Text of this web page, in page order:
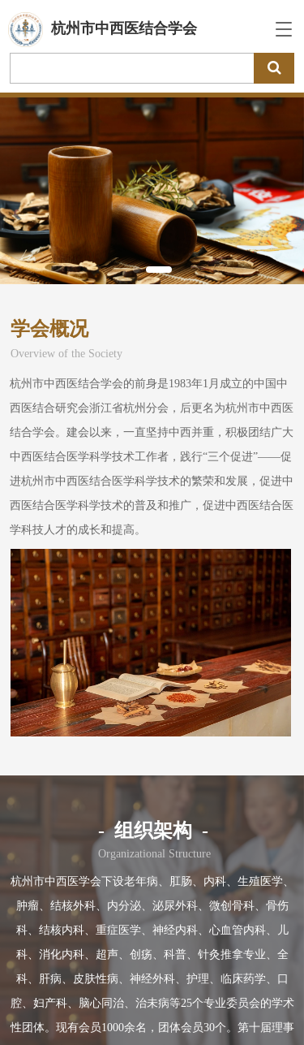
T
l
a
g
a
t
i
n
杭州市中西医结合学会
学会概况
Overview of the Society
杭州市中西医结合学会的前身是1983年1月成立的中国中
西医结合研究会浙江省杭州分会，后更名为杭州市中西医
结合学会。建会以来，一直坚持中西并重，积极团结广大
中西医结合医学科学技术工作者，践行“三个促进”——促
进杭州市中西医结合医学科学技术的繁荣和发展，促进中
西医结合医学科学技术的普及和推广，促进中西医结合医
学科技人才的成长和提高。
-  组织架构  -
Organizational Structure
杭州市中西医学会下设老年病、肛肠、内科、生殖医学、
肿瘤、结核外科、内分泌、泌尿外科、微创骨科、骨伤
科、结核内科、重症医学、神经内科、心血管内科、儿
科、消化内科、超声、创疡、科普、针灸推拿专业、全
科、肝病、皮肤性病、神经外科、护理、临床药学、口
腔、妇产科、脑心同治、治未病等25个专业委员会的学术
性团体。现有会员1000余名，团体会员30个。第十届理事